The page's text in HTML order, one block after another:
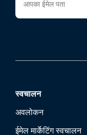
स्वचालन
अवलोकन
ईमेल मार्केटिंग स्वचालन